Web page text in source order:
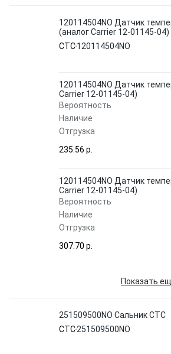
120114504NO Датчик
(аналог Carrier 12-01145-04)
CTC120114504NO
120114504NO Датчик
Carrier 12-01145-04)
Вероятность
Наличие
Отгрузка
235.56 p.
120114504NO Датчик
Carrier 12-01145-04)
Вероятность
Наличие
Отгрузка
307.70 p.
Показать
251509500NO Сальник CTC
CTC251509500NO